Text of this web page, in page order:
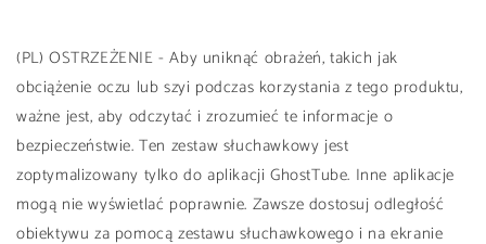
(PL) OSTRZEŻENIE - Aby uniknąć obrażeń, takich jak
obciążenie oczu lub szyi podczas korzystania z tego produktu,
ważne jest, aby odczytać i zrozumieć te informacje o
bezpieczeństwie. Ten zestaw słuchawkowy jest
zoptymalizowany tylko do aplikacji GhostTube. Inne aplikacje
mogą nie wyświetlać poprawnie. Zawsze dostosuj odległość
obiektywu za pomocą zestawu słuchawkowego i na ekranie